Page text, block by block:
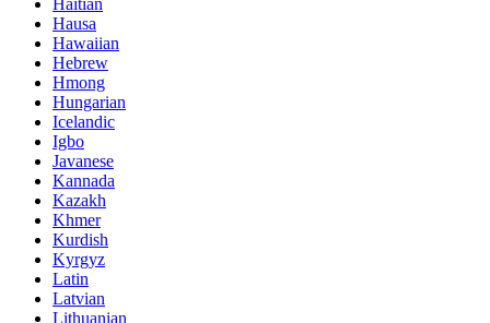
Hausa
Hawaiian
Hebrew
Hmong
Hungarian
Icelandic
Igbo
Javanese
Kannada
Kazakh
Khmer
Kurdish
Kyrgyz
Latin
Latvian
Lithuanian